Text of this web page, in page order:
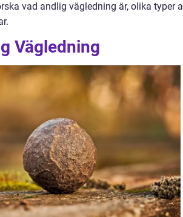
vad andlig vägledning är, olika typer
Vägledning